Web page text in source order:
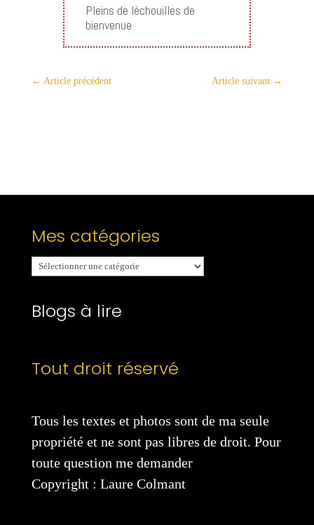
Pleins de léchouilles de
bienvenue
← Article précédent Article suivant →
Mes catégories
Mes
catégories
Blogs à lire
Tout droit réservé
Tous les textes et photos sont de ma seule
propriété et ne sont pas libres de droit. Pour
toute question me demander
Copyright : Laure Colmant